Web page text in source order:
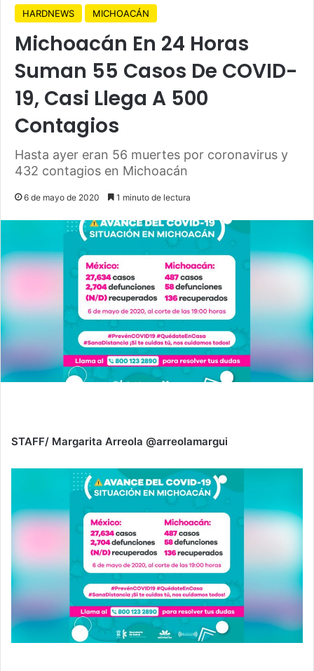
HARDNEWS MICHOACÁN
Michoacán En 24 Horas
Suman 55 Casos De COVID-
19, Casi Llega A 500
Contagios
Hasta ayer eran 56 muertes por coronavirus y
432 contagios en Michoacán
6 de mayo de 2020 1 minuto de lectura
STAFF/ Margarita Arreola @arreolamargui